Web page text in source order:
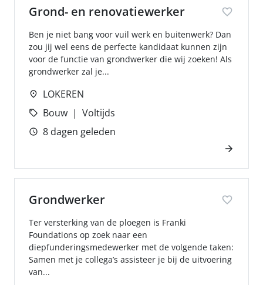
Grond- en renovatiewerker
Ben je niet bang voor vuil werk en buitenwerk? Dan
zou jij wel eens de perfecte kandidaat kunnen zijn
voor de functie van grondwerker die wij zoeken! Als
grondwerker zal je...
LOKEREN
Bouw
Voltijds
8 dagen geleden
Grondwerker
Ter versterking van de ploegen is Franki
Foundations op zoek naar een
diepfunderingsmedewerker met de volgende taken:
Samen met je collega’s assisteer je bij de uitvoering
van...